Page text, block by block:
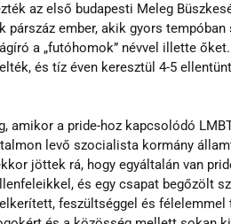
az első budapesti Meleg
párszáz ember, akik gyors
a „futóhomok” névvel illette
és tíz éven keresztül 4-5
amikor a pride-hoz kapcsolódó
levő szocialista kormány
jöttek rá, hogy egyáltalán van
és egy csapat begőzölt
feszültséggel és